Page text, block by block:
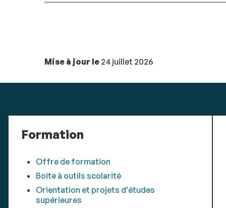
Mise à jour le 24 juillet 2026
Formation
Offre de formation
Boite à outils scolarité
Orientation et projets d'études
supérieures